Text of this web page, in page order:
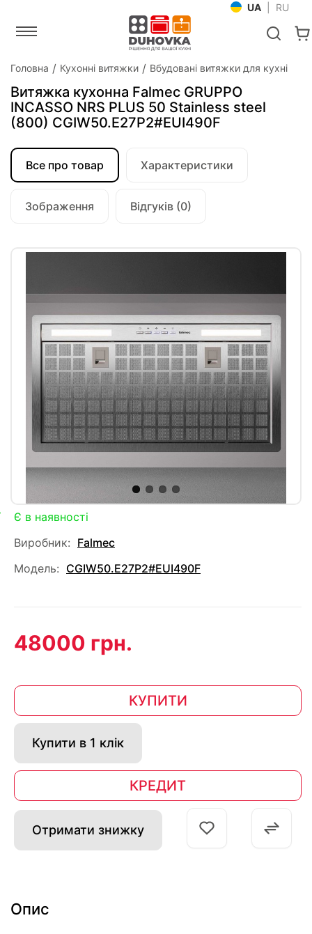
UA RU
Головна Кухонні витяжки Вбудовані витяжки для кухні
Витяжка кухонна Falmec GRUPPO
INCASSO NRS PLUS 50 Stainless steel
(800) CGIW50.E27P2#EUI490F
Все про товар Характеристики
Зображення Відгуків (0)
Є в наявності
Виробник: Falmec
Модель: CGIW50.E27P2#EUI490F
48000 грн.
КУПИТИ
Купити в 1 клік
КРЕДИТ
Отримати знижку
Опис